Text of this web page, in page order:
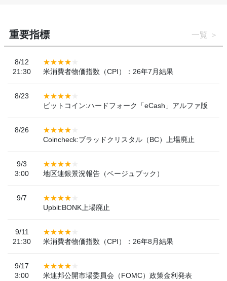
重要指標 一覧
8/12
21:30
米消費者物価指数（CPI）：26年7月結果
8/23
ビットコイン:ハードフォーク「eCash」アルファ版
8/26
Coincheck:ブラッドクリスタル（BC）上場廃止
9/3
3:00
地区連銀景況報告（ベージュブック）
9/7
Upbit:BONK上場廃止
9/11
21:30
米消費者物価指数（CPI）：26年8月結果
9/17
3:00
米連邦公開市場委員会（FOMC）政策金利発表